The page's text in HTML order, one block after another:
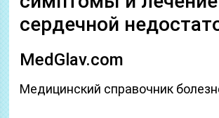
сердечной
MedGlav.com
Медицинский справочник